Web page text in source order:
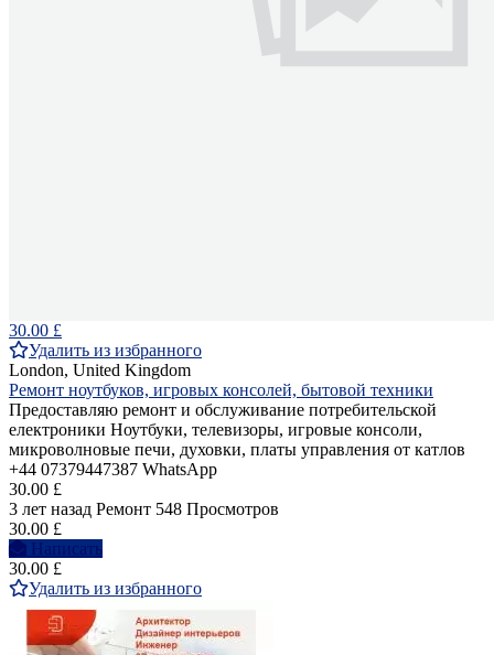
30.00 £
Удалить из избранного
London, United Kingdom
Ремонт ноутбуков, игровых консолей, бытовой техники
Предоставляю ремонт и обслуживание потребительской
електроники Ноутбуки, телевизоры, игровые консоли,
микроволновые печи, духовки, платы управления от катлов
+44 07379447387 WhatsApp
30.00 £
3 лет назад Ремонт 548 Просмотров
30.00 £
Написать
30.00 £
Удалить из избранного